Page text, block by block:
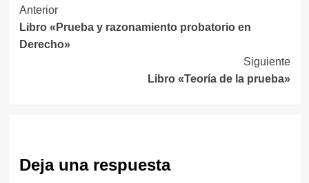
Navegación
de
Anterior
Libro «Prueba y razonamiento probatorio en
Derecho»
Siguiente
Libro «Teoría de la prueba»
Deja una respuesta